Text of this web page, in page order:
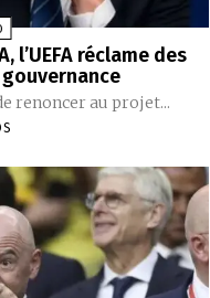
l’UEFA réclame des
renoncer au projet...